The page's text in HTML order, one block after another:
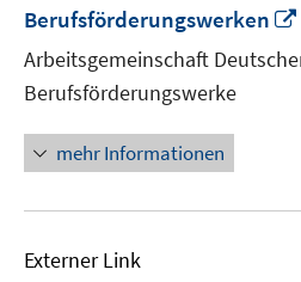
Berufsförderungswerken
Arbeitsgemeinschaft
Berufsförderungswerke
mehr Informationen
Externer Link